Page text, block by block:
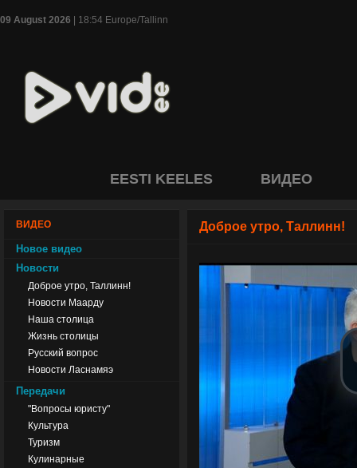
09 August 2026 | 18:54 Europe/Tallinn
EESTI KEELES ВИДЕО
ВИДЕО
Новое видео
Новости
Доброе утро, Таллинн!
Новости Маарду
Наша столица
Жизнь столицы
Русский вопрос
Новости Ласнамяэ
Передачи
"Вопросы юристу"
Культура
Туризм
Кулинарные
Доброе утро, Таллинн!